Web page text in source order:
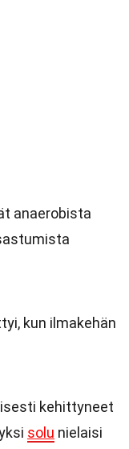
anaerobista
kun ilmakehän
kehittyneet
solu nielaisi